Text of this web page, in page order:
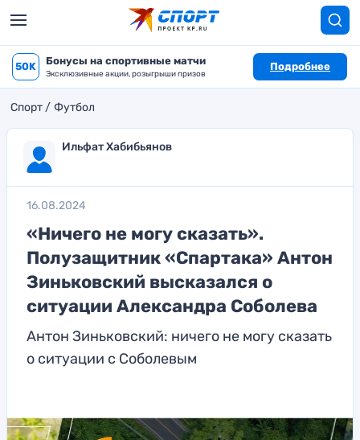
50K Бонусы на спортивные матчи
Эксклюзивные акции, розыгрыши призов
Подробнее
Спорт Футбол
Ильфат Хабибьянов
16.08.2024
«Ничего не могу сказать».
Полузащитник «Спартака» Антон
Зиньковский высказался о
ситуации Александра Соболева
Антон Зиньковский: ничего не могу сказать
о ситуации с Соболевым